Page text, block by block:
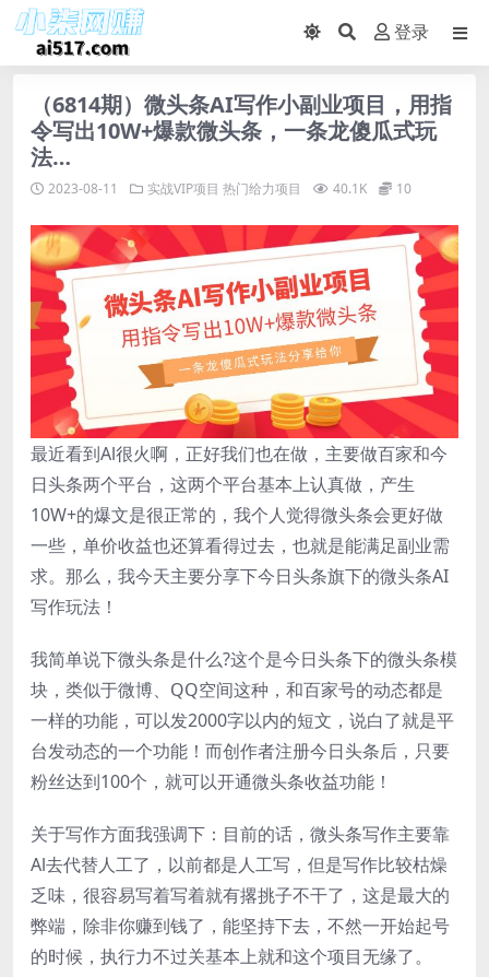
登录
（6814期）微头条AI写作小副业项目，用指
令写出10W+爆款微头条，一条龙傻瓜式玩
法…
2023-08-11 实战VIP项目 热门给力项目 40.1K 10
最近看到Al很火啊，正好我们也在做，主要做百家和今
日头条两个平台，这两个平台基本上认真做，产生
10W+的爆文是很正常的，我个人觉得微头条会更好做
一些，单价收益也还算看得过去，也就是能满足副业需
求。那么，我今天主要分享下今日头条旗下的微头条AI
写作玩法！
我简单说下微头条是什么?这个是今日头条下的微头条模
块，类似于微博、QQ空间这种，和百家号的动态都是
一样的功能，可以发2000字以内的短文，说白了就是平
台发动态的一个功能！而创作者注册今日头条后，只要
粉丝达到100个，就可以开通微头条收益功能！
关于写作方面我强调下：目前的话，微头条写作主要靠
Al去代替人工了，以前都是人工写，但是写作比较枯燥
乏味，很容易写着写着就有撂挑子不干了，这是最大的
弊端，除非你赚到钱了，能坚持下去，不然一开始起号
的时候，执行力不过关基本上就和这个项目无缘了。